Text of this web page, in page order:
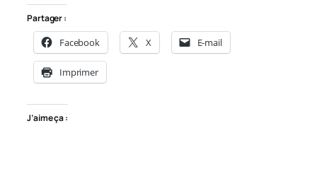
Partager :
Facebook X E-mail
Imprimer
J’aime ça :